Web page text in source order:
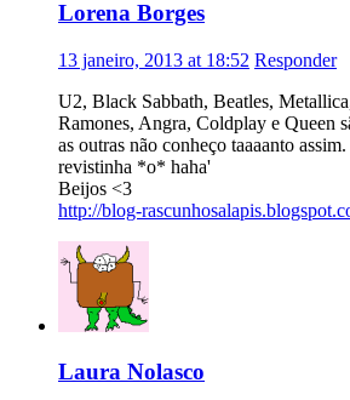
Lorena Borges
13 janeiro, 2013 at 18:52 Responder
U2, Black Sabbath, Beatles,
Ramones, Angra, Coldplay e Queen
as outras não conheço taaaanto
revistinha *o* haha'
Beijos <3
http://blog-
Laura Nolasco